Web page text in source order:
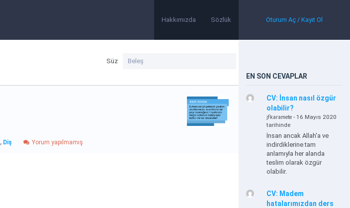
Hakkımızda Sözlük Oturum Aç / Kayıt Ol
Süz
, Diş Yorum yapılmamış
EN SON CEVAPLAR
CV: İnsan nasıl özgür
olabilir?
jfkaramete - 16 Mayıs 2020
tarihinde
İnsan ancak Allah'a ve
indirdiklerine tam
anlamıyla her alanda
teslim olarak özgür
olabilir.
CV: Madem
hatalarımızdan ders